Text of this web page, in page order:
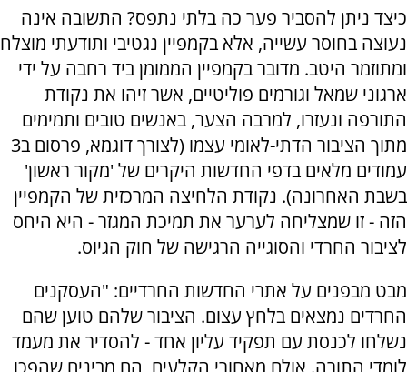
כיצד ניתן להסביר פער כה בלתי נתפס? התשובה אינה
נעוצה בחוסר עשייה, אלא בקמפיין נגטיבי ותודעתי מוצלח
ומתוזמר היטב. מדובר בקמפיין הממומן ביד רחבה על ידי
ארגוני שמאל וגורמים פוליטיים, אשר זיהו את נקודת
התורפה ונעזרו, למרבה הצער, באנשים טובים ותמימים
מתוך הציבור הדתי-לאומי עצמו (לצורך דוגמא, פרסום ב3
עמודים מלאים בדפי החדשות היקרים של 'מקור ראשון'
בשבת האחרונה). נקודת הלחיצה המרכזית של הקמפיין
הזה - זו שמצליחה לערער את תמיכת המגזר - היא היחס
לציבור החרדי והסוגייה הרגישה של חוק הגיוס.
מבט מבפנים על אתרי החדשות החרדיים: "העסקנים
החרדים נמצאים בלחץ עצום. הציבור שלהם טוען שהם
נשלחו לכנסת עם תפקיד עליון אחד - להסדיר את מעמד